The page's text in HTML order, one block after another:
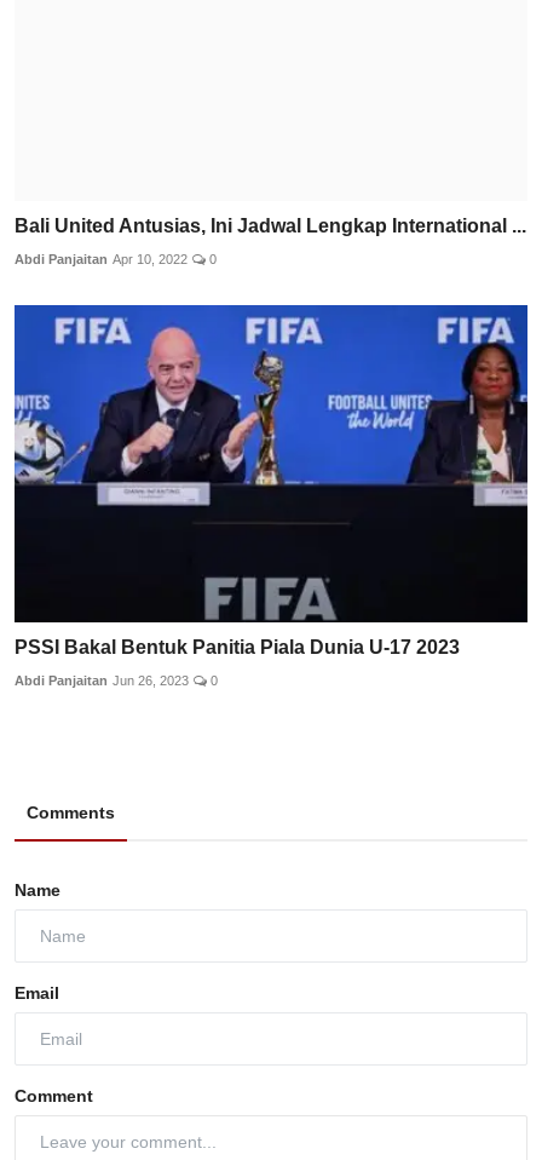
Bali United Antusias, Ini Jadwal Lengkap International ...
Abdi Panjaitan Apr 10, 2022 0
PSSI Bakal Bentuk Panitia Piala Dunia U-17 2023
Abdi Panjaitan Jun 26, 2023 0
Comments
Name
Email
Comment